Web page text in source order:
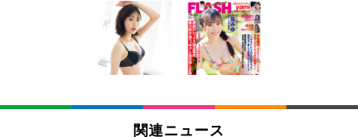
[EdoErgo] オフィスチェア 椅子 テレワーク 疲れな
い 跳ね上げ式アームレスト コンパクト 約105度ロッ
キング pc 事務椅子 360度回転 座面昇降 強化ナイロ
ン樹脂ベース 通気性メッシュ 在宅ワーク H-WY01
(黒網+黒枠+黒足)
￥5,699
SIHOO B100 オフィスチェア／デスクチェア メッシ
ュチェア 人間工学 疲れない ブラック
EIZO ビジネス向けプレミアムモニター | FlexScan
EV3240X-WT | 31.5型4K UHD・USB Type-C・ホワ
￥105,595
EIZO ビジネス向けプレミアムモニター | FlexScan
Amazonベーシック ペットシーツ 薄型 レギュラー 1
回使い捨て 無香料 ホワイト 300枚
￥3,373
Amazonベーシック ペットシーツ 厚型 ワイド 42枚
x2袋(84枚) ホワイト(吸収面:ライトブルー)
関連ニュース